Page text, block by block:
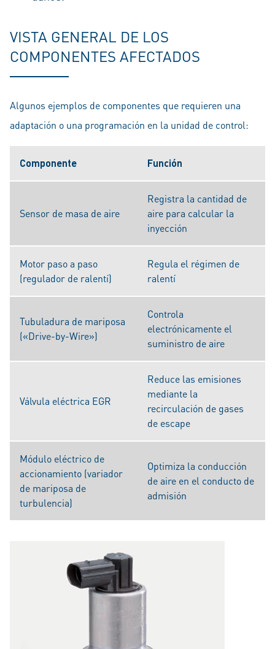
VISTA GENERAL DE LOS
COMPONENTES AFECTADOS
Algunos ejemplos de componentes que requieren una
adaptación o una programación en la unidad de control:
Componente Función
Sensor de masa de aire
Registra la cantidad de
aire para calcular la
inyección
Motor paso a paso
(regulador de ralentí)
Regula el régimen de
ralentí
Tubuladura de mariposa
(«Drive-by-Wire»)
Controla
electrónicamente el
suministro de aire
Válvula eléctrica EGR
Reduce las emisiones
mediante la
recirculación de gases
de escape
Módulo eléctrico de
accionamiento (variador
de mariposa de
turbulencia)
Optimiza la conducción
de aire en el conducto de
admisión